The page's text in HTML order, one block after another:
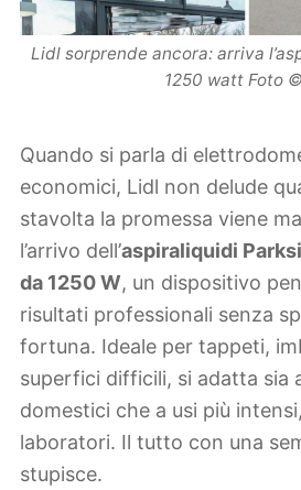
Lidl sorprende ancora: arriva
1250 watt Foto
Quando si parla di
economici, Lidl non delude
stavolta la promessa viene
l’arrivo dell’aspiraliquidi
da 1250 W, un dispositivo
risultati professionali senza
fortuna. Ideale per tappeti,
superfici difficili, si adatta sia
domestici che a usi più
laboratori. Il tutto con una
stupisce.